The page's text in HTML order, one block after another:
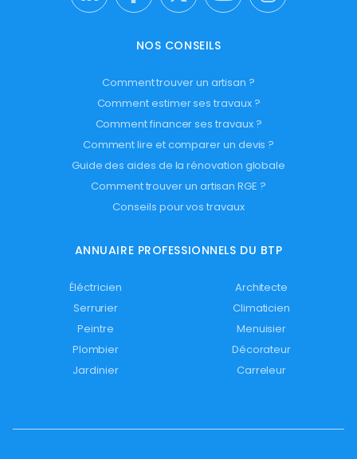
NOS CONSEILS
Comment trouver un artisan ?
Comment estimer ses travaux ?
Comment financer ses travaux ?
Comment lire et comparer un devis ?
Guide des aides de la rénovation globale
Comment trouver un artisan RGE ?
Conseils pour vos travaux
ANNUAIRE PROFESSIONNELS DU BTP
Éléctricien
Architecte
Serrurier
Climaticien
Peintre
Menuisier
Plombier
Décorateur
Jardinier
Carreleur